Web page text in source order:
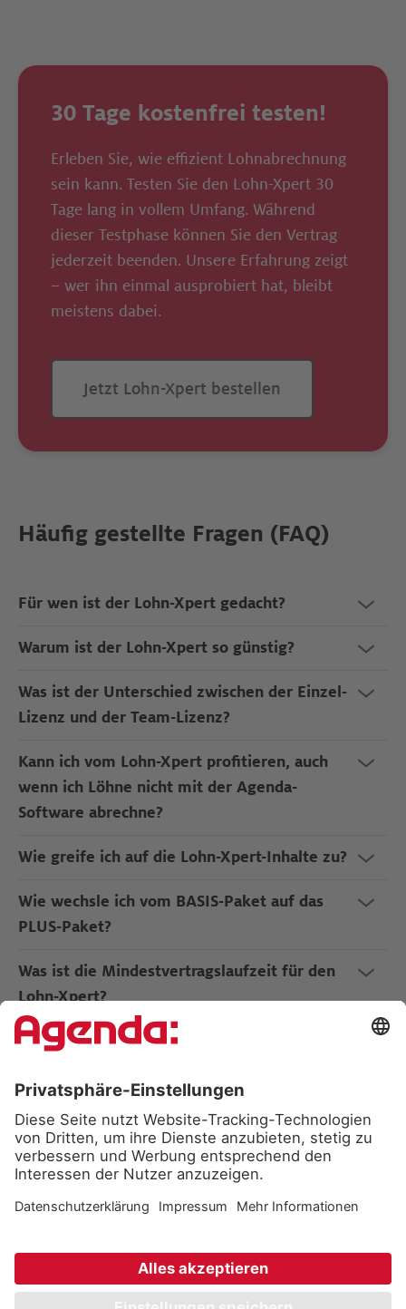
30 Tage kostenfrei testen!
Erleben Sie, wie effizient Lohnabrechnung
sein kann. Testen Sie den Lohn-Xpert 30
Tage lang in vollem Umfang. Während
dieser Testphase können Sie den Vertrag
jederzeit beenden. Unsere Erfahrung zeigt
– wer ihn einmal ausprobiert hat, bleibt
meistens dabei.
Jetzt Lohn-Xpert bestellen
Häufig gestellte Fragen (FAQ)
Für wen ist der Lohn-Xpert gedacht?
Warum ist der Lohn-Xpert so günstig?
Was ist der Unterschied zwischen der Einzel-
Lizenz und der Team-Lizenz?
Kann ich vom Lohn-Xpert profitieren, auch
wenn ich Löhne nicht mit der Agenda-
Software abrechne?
Wie greife ich auf die Lohn-Xpert-Inhalte zu?
Wie wechsle ich vom BASIS-Paket auf das
PLUS-Paket?
Was ist die Mindestvertragslaufzeit für den
Lohn-Xpert?
Welche Kündigungsfrist gilt für den Lohn-
Wie funktioniert die Testphase?
Sind die ersten 30 Tage auch dann
kostenfrei, wenn ich den Lohn-Xpert
behalte?